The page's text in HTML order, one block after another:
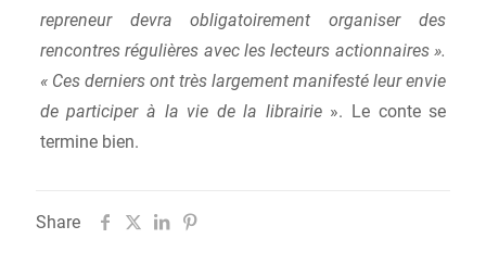
repreneur devra obligatoirement organiser des
rencontres régulières avec les lecteurs actionnaires ».
« Ces derniers ont très largement manifesté leur envie
de participer à la vie de la librairie». Le conte se
termine bien.
Share